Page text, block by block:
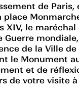
de
le
de la Ville
Monument
et de
votre visite